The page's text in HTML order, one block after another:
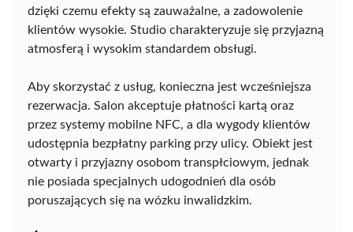
dzięki czemu efekty są zauważalne, a zadowolenie
klientów wysokie. Studio charakteryzuje się przyjazną
atmosferą i wysokim standardem obsługi.
Aby skorzystać z usług, konieczna jest wcześniejsza
rezerwacja. Salon akceptuje płatności kartą oraz
przez systemy mobilne NFC, a dla wygody klientów
udostępnia bezpłatny parking przy ulicy. Obiekt jest
otwarty i przyjazny osobom transpłciowym, jednak
nie posiada specjalnych udogodnień dla osób
poruszających się na wózku inwalidzkim.